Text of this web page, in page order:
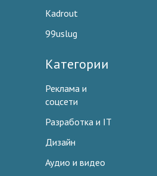
Kadrout
99uslug
Категории
Реклама и
соцсети
Разработка и IT
Дизайн
Аудио и видео